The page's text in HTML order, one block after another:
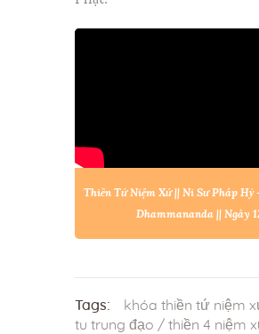
Thiền Tứ Niệm Xứ || Ni Sư Pháp Hỷ
Dhammananda || Ngày
Tags: khóa thiền tứ niệm
tu trung đạo / thiền 4 niệm